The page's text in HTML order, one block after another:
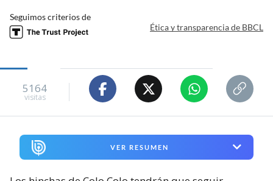
Seguimos criterios de
Ética y transparencia de BBCL
5164
visitas
VER RESUMEN